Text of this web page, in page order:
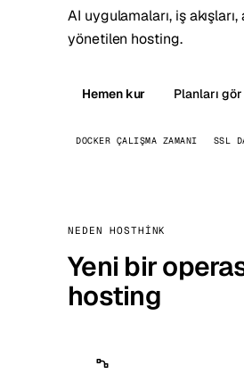
AI uygulamaları, iş
yönetilen hosting.
Hemen kur Planları gör
DOCKER ÇALIŞMA ZAMANI SSL
NEDEN HOSTHINK
Yeni bir
hosting